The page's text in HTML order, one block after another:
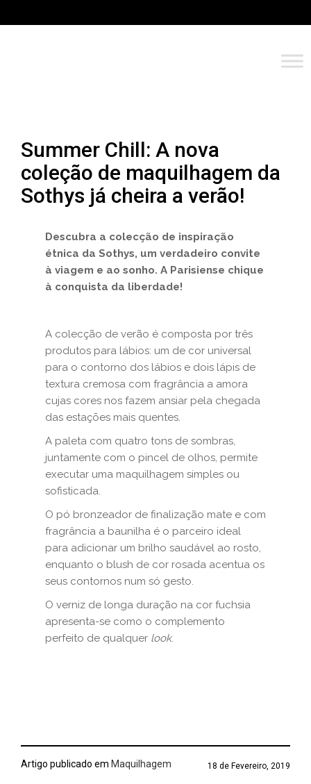
Summer Chill: A nova
coleção de maquilhagem da
Sothys já cheira a verão!
Descubra a colecção de inspiração
étnica da Sothys, um verdadeiro convite
à viagem e ao sonho. A Parisiense chique
à conquista da liberdade!
A colecção de verão é composta por três
produtos para lábios: um de cor universal
para o contorno dos lábios e dois lápis de
textura cremosa com fragrância a amora
cujas cores nos fazem ansiar pela chegada
das estações mais quentes.
A paleta com quatro tons de sombras,
juntamente com o pincel de olhos, permite
executar uma maquilhagem simples ou
sofisticada.
O pó bronzeador de finalização mate e com
fragrância a baunilha é o parceiro ideal
para adicionar um brilho saudável ao rosto,
enquanto o blush de cor rosada acentua os
seus contornos num só gesto.
O verniz de longa duração na cor fuchsia
apresenta-se como o complemento
perfeito de qualquer look.
Artigo publicado em Maquilhagem 18 de Fevereiro, 2019